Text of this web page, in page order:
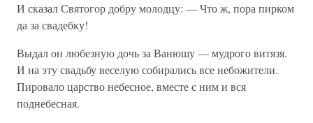
И сказал Святогор добру молодцу: — Что ж, пора пирком
да за свадебку!
Выдал он любезную дочь за Ванюшу — мудрого витязя.
И на эту свадьбу веселую собирались все небожители.
Пировало царство небесное, вместе с ним и вся
поднебесная.